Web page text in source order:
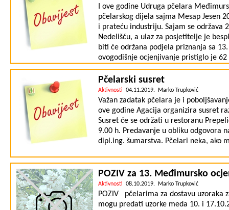
I ove godine Udruga pčelara
pčelarskog dijela sajma Mesap Jesen
i prateću industriju. Sajam se održava
Nedelišću, a ulaz za posjetitelje je
biti će održana podjela priznanja sa
ovogodišnje ocjenjivanje pristiglo je
ocjenjivanja biti će izloženi na sajmu,
sajma biti će održana dva predavanja
Subota 23.11 : 13.00 h - doc. dr. sc.
saznanja i znanstvene spoznaje
Neoprostive greške pčelara u prihrani
biti će ponuđeni pčelinji proizvodi,
Medno!
Pčelarski susret
Aktivnosti 04.11.2019. Marko Trupković
Važan zadatak pčelara je i
ove godine Agacija organizira susret
Susret će se održati u restoranu
9.00 h. Predavanje u obliku odgovora
dipl.ing. šumarstva. Pčelari neka, ako
POZIV za 13. Međimursko
Aktivnosti 08.10.2019. Marko Trupković
POZIV pčelarima za dostavu uzoraka
mogu predati uzorke meda 10. i